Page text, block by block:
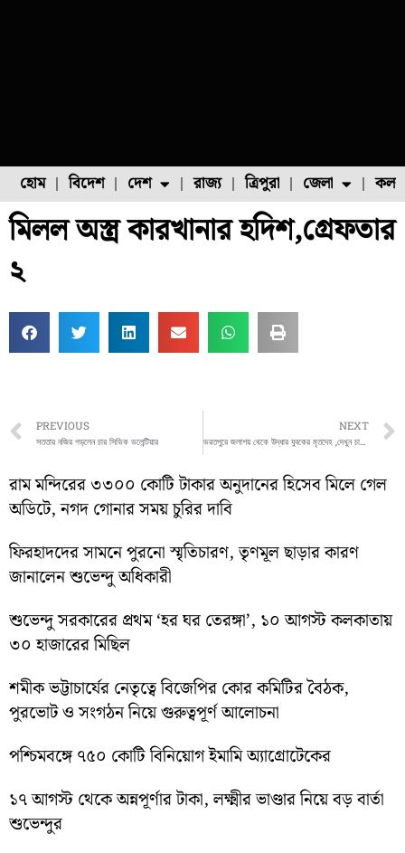
হোম বিদেশ দেশ
ফুল চাষ ফল চাষ মাছ চাষ পোল্ট্রি চাষ
রাজ্য ত্রিপুরা জেলা
উত্তর ২৪ পরগনা
মিলল অস্ত্র কারখানার হদিশ,গ্রেফতার
২
Prev
PREVIOUS
সততার নজির গড়লেন চার সিভিক ভলেন্টিয়ার
NEXT
ভরতপুরে জলাশয় থেকে উদ্ধার যুবকের মৃতদেহ ,দেখুন চাঞ্চল্যকর ভিডিও
রাম মন্দিরের ৩৩০০ কোটি টাকার অনুদানের হিসেব মিলে গেল
অডিটে, নগদ গোনার সময় চুরির দাবি
ফিরহাদদের সামনে পুরনো স্মৃতিচারণ, তৃণমূল ছাড়ার কারণ
জানালেন শুভেন্দু অধিকারী
শুভেন্দু সরকারের প্রথম ‘হর ঘর তেরঙ্গা’, ১০ আগস্ট কলকাতায়
৩০ হাজারের মিছিল
শমীক ভট্টাচার্যের নেতৃত্বে বিজেপির কোর কমিটির বৈঠক,
পুরভোট ও সংগঠন নিয়ে গুরুত্বপূর্ণ আলোচনা
পশ্চিমবঙ্গে ৭৫০ কোটি বিনিয়োগ ইমামি অ্যাগ্রোটেকের
১৭ আগস্ট থেকে অন্নপূর্ণার টাকা, লক্ষ্মীর ভাণ্ডার নিয়ে বড় বার্তা
শুভেন্দুর